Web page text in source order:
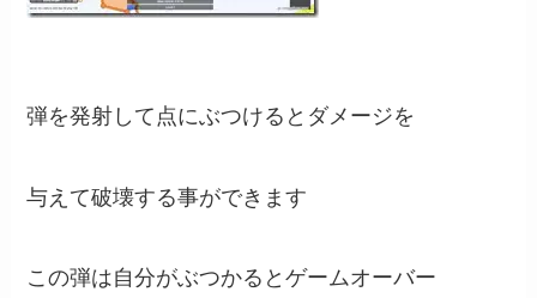
弾を発射して点にぶつけるとダメージを
与えて破壊する事ができます
この弾は自分がぶつかるとゲームオーバー